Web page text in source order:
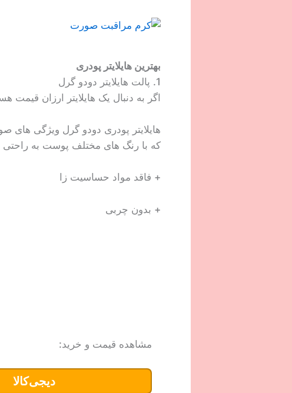
بهترین هایلایتر پودری
1. پالت هایلایتر دودو گرل
اگر به دنبال یک هایلایتر ارزان قیمت
هایلایتر پودری دودو گرل ویژگی
که با رنگ های مختلف پوست به راحتی
+ فاقد مواد حساسیت زا
+ بدون چربی
مشاهده قیمت و خرید:
دیجی‌کالا